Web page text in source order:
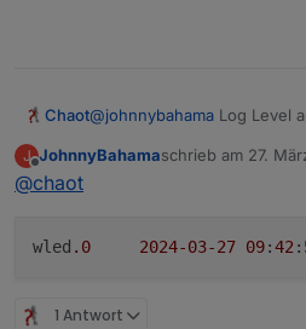
Chaot@johnnybahama Log Level
J
Offline
JohnnyBahamaschrieb am 27.
zuletzt editiert von
@chaot
wled .0 2024-03-27 09:42 :
1 Antwort